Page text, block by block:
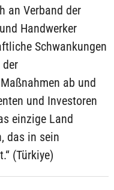
an Verband der
Handwerker
Schwankungen
ab und
und Investoren
einzige Land
das in sein
(Türkiye)